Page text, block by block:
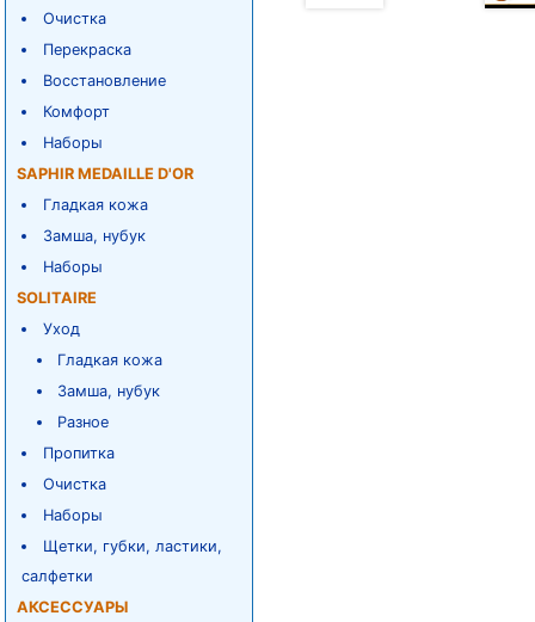
Очистка
Перекраска
Восстановление
Комфорт
Наборы
SAPHIR MEDAILLE D'OR
Гладкая кожа
Замша, нубук
Наборы
SOLITAIRE
Уход
Гладкая кожа
Замша, нубук
Разное
Пропитка
Очистка
Наборы
Щетки, губки, ластики,
салфетки
АКСЕССУАРЫ